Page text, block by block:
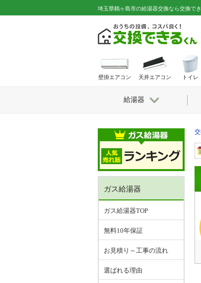
埼玉県鶴ヶ島市の給湯器交換なら交換で
ガス給湯器
ガス給湯器TOP
無料10年保証
お見積り～工事の流れ
選ばれる理由
壁掛エアコン 天井エアコン トイレ
給湯器